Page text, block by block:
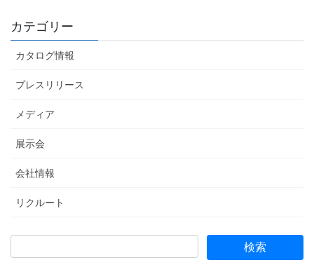
カテゴリー
カタログ情報
プレスリリース
メディア
展示会
会社情報
リクルート